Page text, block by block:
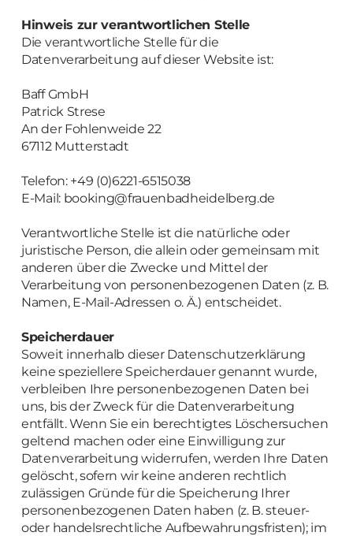
Hinweis zur verantwortlichen Stelle
Die verantwortliche Stelle für die
Datenverarbeitung auf dieser Website ist:
Baff GmbH
Patrick Strese
An der Fohlenweide 22
67112 Mutterstadt
Telefon: +49 (0)6221-6515038
E-Mail: booking@frauenbadheidelberg.de
Verantwortliche Stelle ist die natürliche oder
juristische Person, die allein oder gemeinsam mit
anderen über die Zwecke und Mittel der
Verarbeitung von personenbezogenen Daten (z. B.
Namen, E-Mail-Adressen o. Ä.) entscheidet.
Speicherdauer
Soweit innerhalb dieser Datenschutzerklärung
keine speziellere Speicherdauer genannt wurde,
verbleiben Ihre personenbezogenen Daten bei
uns, bis der Zweck für die Datenverarbeitung
entfällt. Wenn Sie ein berechtigtes Löschersuchen
geltend machen oder eine Einwilligung zur
Datenverarbeitung widerrufen, werden Ihre Daten
gelöscht, sofern wir keine anderen rechtlich
zulässigen Gründe für die Speicherung Ihrer
personenbezogenen Daten haben (z. B. steuer-
oder handelsrechtliche Aufbewahrungsfristen); im